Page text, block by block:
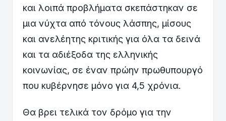
και λοιπά προβλήματα σκεπάστηκαν σε
μια νύχτα από τόνους λάσπης, μίσους
και ανελέητης κριτικής για όλα τα δεινά
και τα αδιέξοδα της ελληνικής
κοινωνίας, σε έναν πρώην πρωθυπουργό
που κυβέρνησε μόνο για 4,5 χρόνια.
Θα βρει τελικά τον δρόμο για την